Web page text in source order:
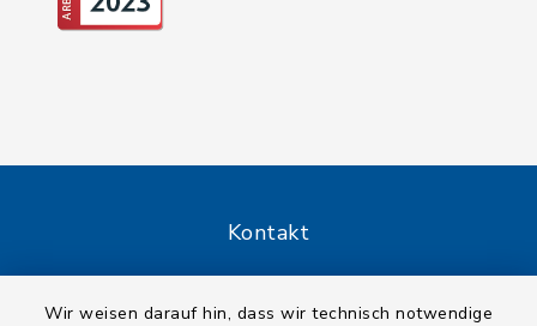
Wir weisen darauf hin, dass wir technisch notwendige
Kontakt